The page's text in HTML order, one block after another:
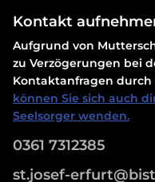
Kontakt
Aufgrund von
zu Verzögerungen bei
Kontaktanfragen
können Sie sich auch
Seelsorger wenden.
0361 7312385
st.josef-